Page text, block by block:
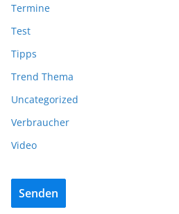
Termine
Test
Tipps
Trend Thema
Uncategorized
Verbraucher
Video
Senden